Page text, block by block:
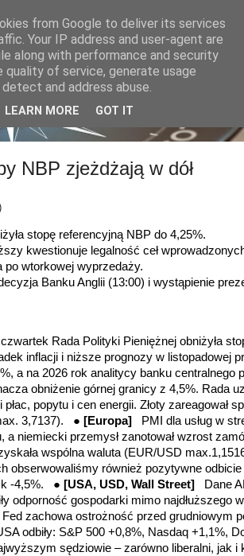
NBP zjeżdżają w dół
stopę referencyjną NBP do 4,25%.
kwestionuje legalność ceł
po wtorkowej wyprzedaży.
Banku Anglii (13:00) i wystąpienie
Rada Polityki Pieniężnej obniżyła
inflacji i niższe prognozy w listopadowej
a na 2026 rok analitycy banku centralnego
obniżenie górnej granicy z 4,5%. Rada
popytu i cen energii. Złoty zareagował
3,7137). ● [Europa] PMI dla usług w
a niemiecki przemysł zanotował wzrost
wspólna waluta (EUR/USD
obserwowaliśmy również pozytywne
-4,5%. ● [USA, USD, Wall Street] Dane
odporność gospodarki mimo najdłuższego
zachowa ostrożność przed grudniowym
odbiły: S&P 500 +0,8%, Nasdaq +1,1%,
sędziowie – zarówno liberalni, jak i
from Google to deliver its services
Your IP address and user-agent are
along with performance and security
quality of service, generate usage
and address abuse.
LEARN MORE GOT IT